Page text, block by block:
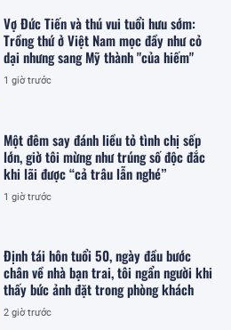
Vợ Đức Tiến và thú vui tuổi hưu sớm:
Trồng thứ ở Việt Nam mọc đầy như cỏ
dại nhưng sang Mỹ thành "của hiếm"
1 giờ trước
Một đêm say đánh liều tỏ tình chị sếp
lớn, giờ tôi mừng như trúng số độc đắc
khi lãi được “cả trâu lẫn nghé”
1 giờ trước
Định tái hôn tuổi 50, ngày đầu bước
chân về nhà bạn trai, tôi ngẩn người khi
thấy bức ảnh đặt trong phòng khách
2 giờ trước